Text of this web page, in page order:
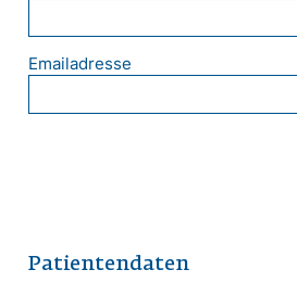
Emailadresse
Patientendaten